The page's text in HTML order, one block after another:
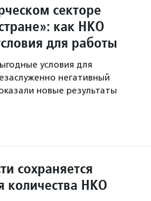
секторе
как НКО
для работы
условия для
негативный
новые результаты
сохраняется
количества НКО